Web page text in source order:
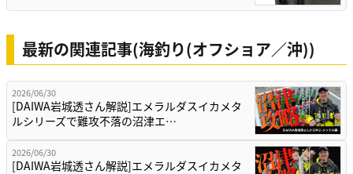
最新の関連記事(海釣り(オフショア／沖))
2026/06/30
[DAIWA岩城透さん解説]エメラルダスイカメタ
ルシリーズで難攻不落の沼津エ…
2026/06/30
[DAIWA岩城透さん解説]エメラルダスイカメタ